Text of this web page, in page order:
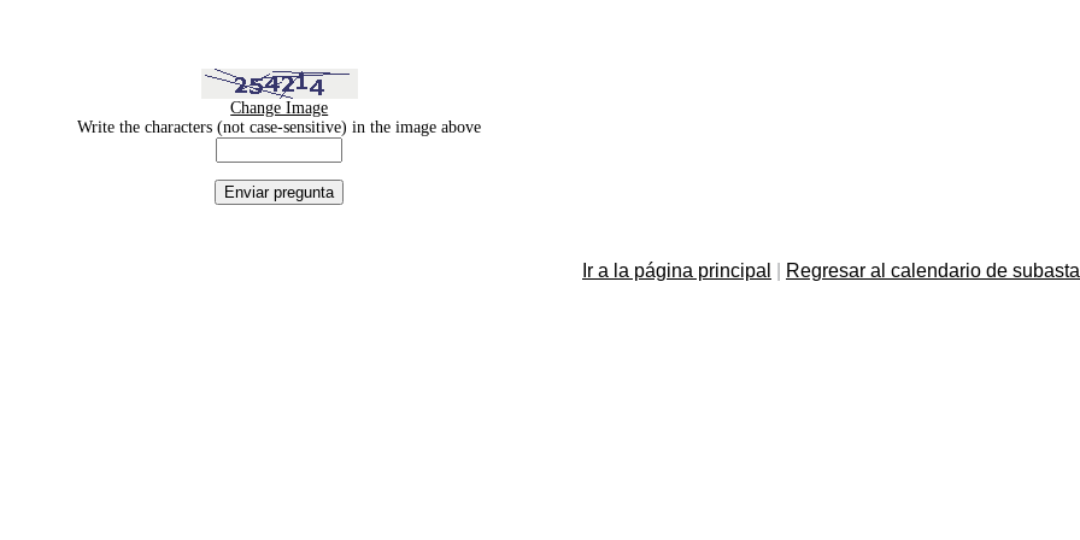
Change Image
Write the characters (not case-sensitive) in the image above
Ir a la página principal Regresar al calendario de